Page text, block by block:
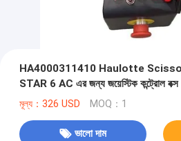
HA4000311410 Haulotte
STAR 6 AC এর জন্য জয়েস্টিক কন্ট্রোল বক্স
মূল্য：326 USD MOQ：1
ভালো দাম